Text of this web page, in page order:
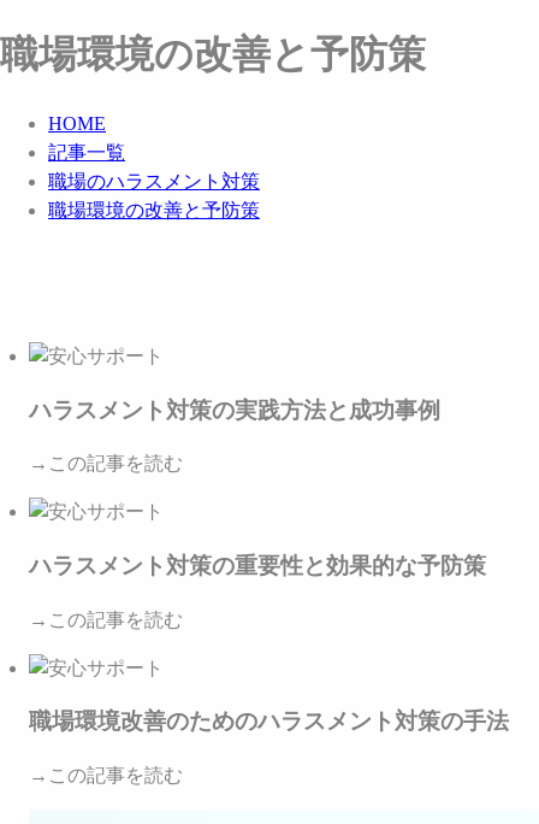
職場環境の改善と予防策
HOME
記事一覧
職場のハラスメント対策
職場環境の改善と予防策
ハラスメント対策の実践方法と成功事例
→この記事を読む
ハラスメント対策の重要性と効果的な予防策
→この記事を読む
職場環境改善のためのハラスメント対策の手法
→この記事を読む